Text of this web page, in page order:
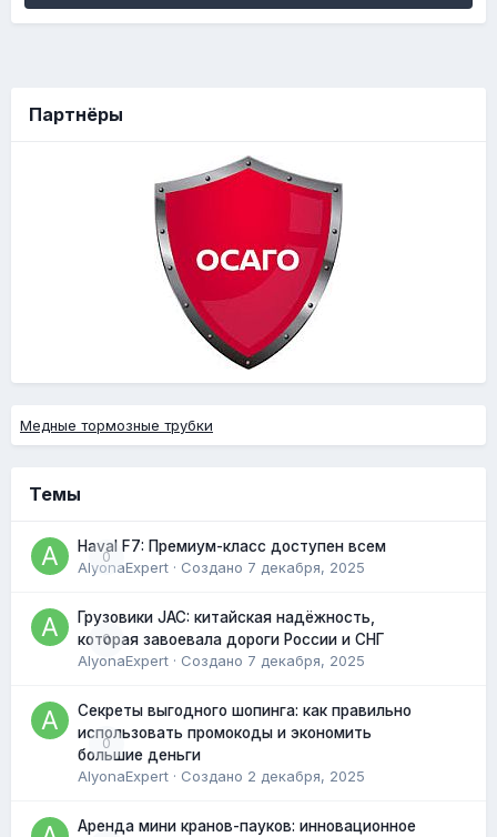
Партнёры
Медные тормозные трубки
Темы
0
Haval F7: Премиум-класс доступен всем
AlyonaExpert · Создано 7 декабря, 2025
0
Грузовики JAC: китайская надёжность,
которая завоевала дороги России и СНГ
AlyonaExpert · Создано 7 декабря, 2025
0
Секреты выгодного шопинга: как правильно
использовать промокоды и экономить
большие деньги
AlyonaExpert · Создано 2 декабря, 2025
Аренда мини кранов-пауков: инновационное